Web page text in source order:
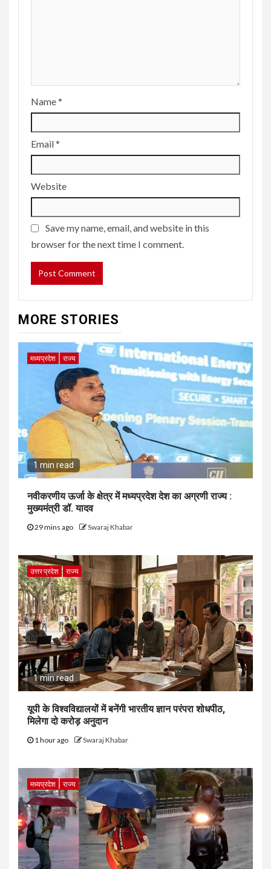
Name*
Email*
Website
Save my name, email, and website in this
browser for the next time I comment.
MORE STORIES
मध्यप्रदेश राज्य
1 min read
नवीकरणीय ऊर्जा के क्षेत्र में मध्यप्रदेश देश का अग्रणी राज्य :
मुख्यमंत्री डॉ. यादव
29 mins ago Swaraj Khabar
उत्तर प्रदेश राज्य
1 min read
यूपी के विश्वविद्यालयों में बनेंगी भारतीय ज्ञान परंपरा शोधपीठ,
मिलेगा दो करोड़ अनुदान
1 hour ago Swaraj Khabar
मध्यप्रदेश राज्य